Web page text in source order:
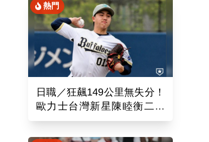
熱門
日職／狂飆149公里無失分！
歐力士台灣新星陳睦衡二軍
先發5局好投技驚四座